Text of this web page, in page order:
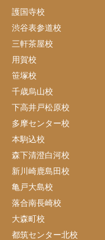
護国寺校
渋谷表参道校
三軒茶屋校
用賀校
笹塚校
千歳烏山校
下高井戸松原校
多摩センター校
本駒込校
森下清澄白河校
新川崎鹿島田校
亀戸大島校
落合南長崎校
大森町校
都筑センター北校